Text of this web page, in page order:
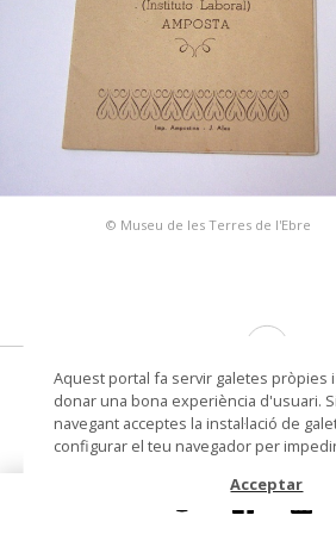
© Museu de les Terres de l'Ebre
Centro de Ensñanza
(Instituto Laboral)
fulletó de
Aquest portal fa servir galetes pròpies
donar una bona experiència d'usuari.
navegant acceptes la instal·lació de
configurar el teu navegador per
Acceptar